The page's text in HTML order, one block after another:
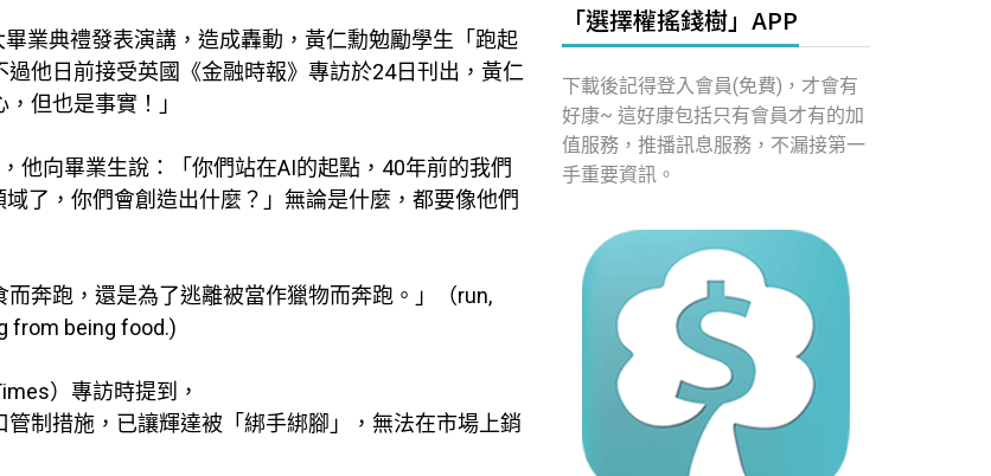
業典禮發表演講，造成轟動，黃仁勳勉勵學生「跑起
他日前接受英國《金融時報》專訪於24日刊出，黃仁
但也是事實！」
他向畢業生說：「你們站在AI的起點，40年前的我們
了，你們會創造出什麼？」無論是什麼，都要像他們
奔跑，還是為了逃離被當作獵物而奔跑。」（run,
from being food.)
）專訪時提到，
制措施，已讓輝達被「綁手綁腳」，無法在市場上銷
「選擇權搖錢樹」APP
下載後記得登入會員(免費)，才會有
好康~ 這好康包括只有會員才有的加
值服務，推播訊息服務，不漏接第一
手重要資訊。